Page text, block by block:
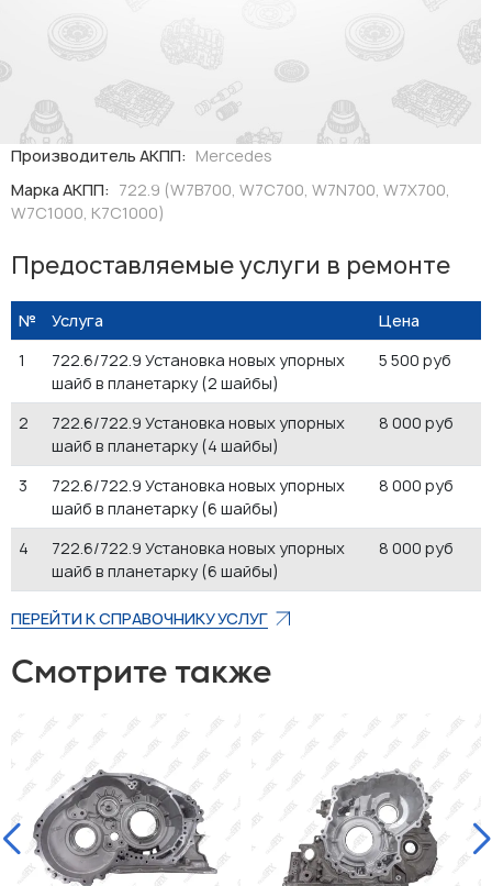
Производитель АКПП: Mercedes
Марка АКПП: 722.9 (W7B700, W7C700, W7N700, W7X700,
W7C1000, K7C1000)
Предоставляемые услуги в ремонте
№ Услуга
Цена
1
722.6/722.9 Установка новых упорных
шайб в планетарку (2 шайбы)
5 500 руб
2
722.6/722.9 Установка новых упорных
шайб в планетарку (4 шайбы)
8 000 руб
3
722.6/722.9 Установка новых упорных
шайб в планетарку (6 шайбы)
8 000 руб
4
722.6/722.9 Установка новых упорных
шайб в планетарку (6 шайбы)
8 000 руб
ПЕРЕЙТИ К СПРАВОЧНИКУ УСЛУГ
Смотрите также